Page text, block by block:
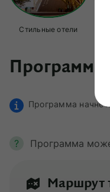
Стильные отели
Программа
Программа
? Программа
Маршрут